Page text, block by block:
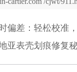
偏差：轻松校准
亚表壳划痕修复